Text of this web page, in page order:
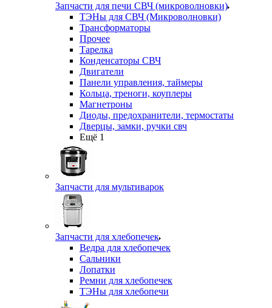
Запчасти для печи СВЧ (микроволновки)
ТЭНы для СВЧ (Микроволновки)
Трансформаторы
Прочее
Тарелка
Конденсаторы СВЧ
Двигатели
Панели управления, таймеры
Кольца, треноги, коуплеры
Магнетроны
Диоды, предохранители, термостаты
Дверцы, замки, ручки свч
Ещё 1
Запчасти для мультиварок
Запчасти для хлебопечек
Ведра для хлебопечек
Сальники
Лопатки
Ремни для хлебопечек
ТЭНы для хлебопечи